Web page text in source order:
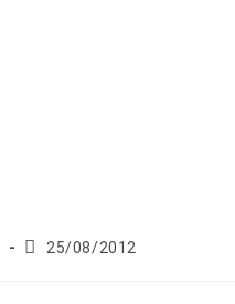
Publication
25/08/2012